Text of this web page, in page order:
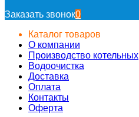
Заказать звонок0
Каталог товаров
О компании
Производство котельных
Водоочистка
Доставка
Оплата
Контакты
Оферта